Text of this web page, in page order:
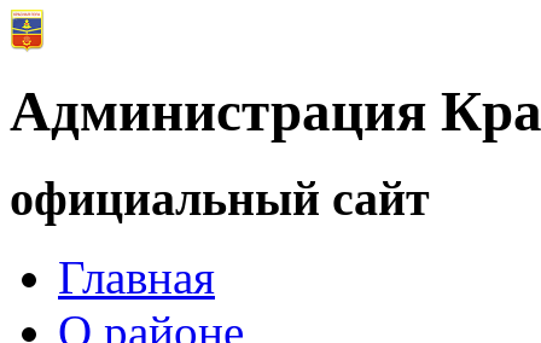
Администрация
официальный сайт
Главная
О районе